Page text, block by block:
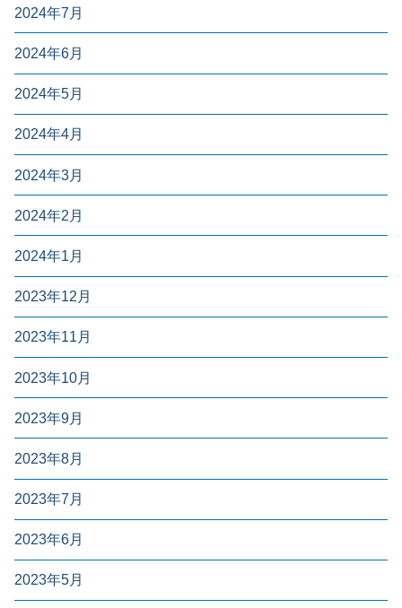
2024年7月
2024年6月
2024年5月
2024年4月
2024年3月
2024年2月
2024年1月
2023年12月
2023年11月
2023年10月
2023年9月
2023年8月
2023年7月
2023年6月
2023年5月